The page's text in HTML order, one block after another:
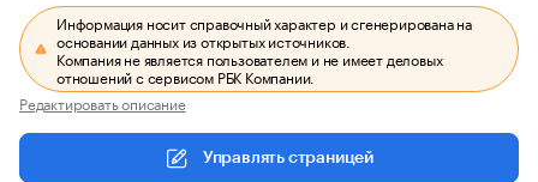
Информация носит справочный характер и сгенерирована на
основании данных из открытых источников.
Компания не является пользователем и не имеет деловых
отношений с сервисом РБК Компании.
Редактировать описание
Управлять страницей